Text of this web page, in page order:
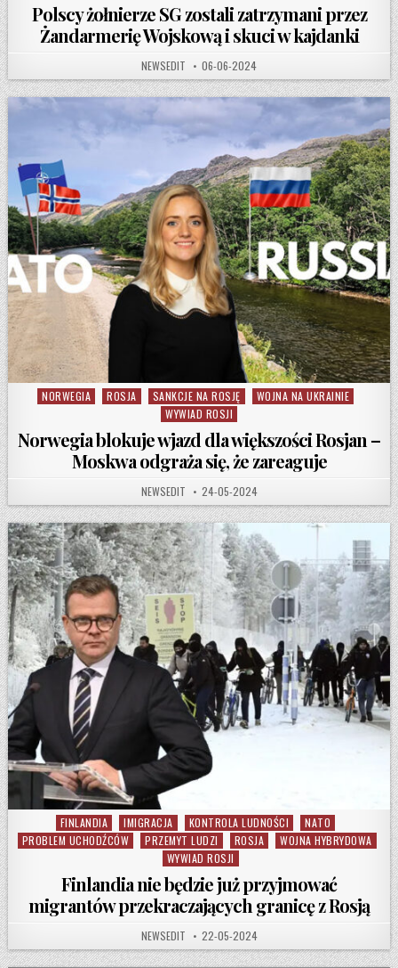
Polscy żołnierze SG zostali zatrzymani przez
Żandarmerię Wojskową i skuci w kajdanki
AUTHOR:
NEWSEDIT PUBLISHED DATE:
06-06-2024
Posted in
NORWEGIA ROSJA SANKCJE NA ROSJĘ
WOJNA NA UKRAINIE
WYWIAD ROSJI
Norwegia blokuje wjazd dla większości Rosjan –
Moskwa odgraża się, że zareaguje
AUTHOR:
NEWSEDIT PUBLISHED DATE:
24-05-2024
Posted in
FINLANDIA IMIGRACJA KONTROLA LUDNOŚCI
NATO
PROBLEM UCHODŹCÓW
PRZEMYT LUDZI ROSJA
WOJNA HYBRYDOWA
WYWIAD ROSJI
Finlandia nie będzie już przyjmować
migrantów przekraczających granicę z Rosją
AUTHOR:
NEWSEDIT PUBLISHED DATE:
22-05-2024